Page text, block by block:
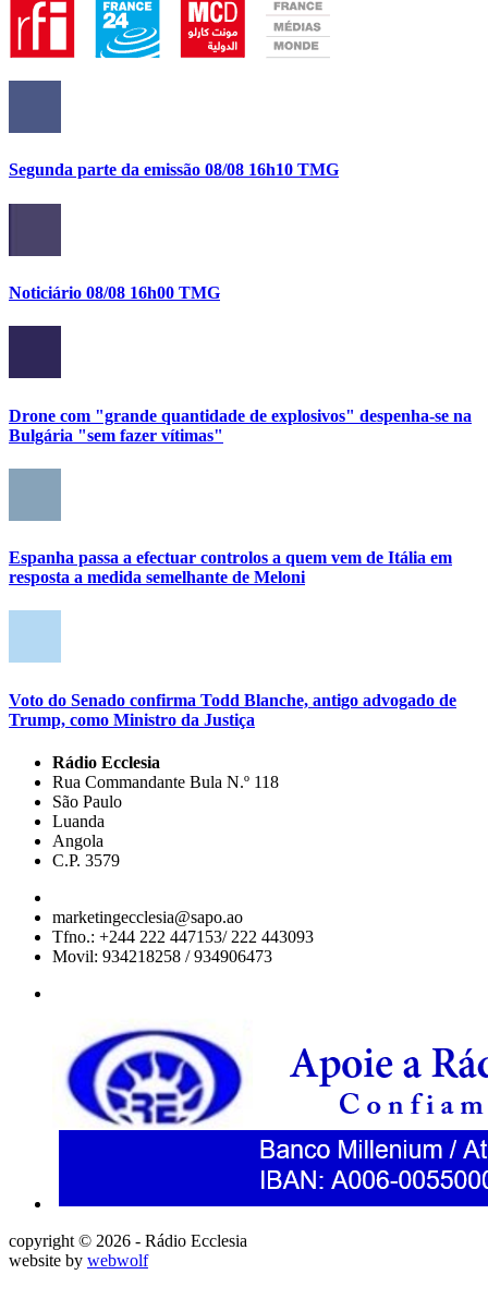
Segunda parte da emissão 08/08 16h10 TMG
Noticiário 08/08 16h00 TMG
Drone com "grande quantidade de explosivos" despenha-se na
Bulgária "sem fazer vítimas"
Espanha passa a efectuar controlos a quem vem de Itália em
resposta a medida semelhante de Meloni
Voto do Senado confirma Todd Blanche, antigo advogado de
Trump, como Ministro da Justiça
Rádio Ecclesia
Rua Commandante Bula N.º 118
São Paulo
Luanda
Angola
C.P. 3579
marketingecclesia@sapo.ao
Tfno.: +244 222 447153/ 222 443093
Movil: 934218258 / 934906473
copyright © 2026 - Rádio Ecclesia
website by webwolf